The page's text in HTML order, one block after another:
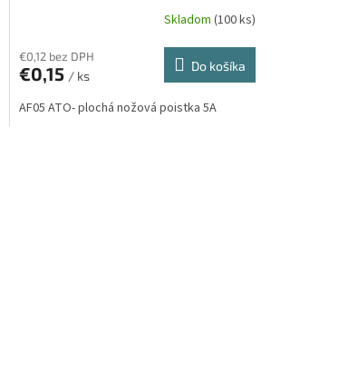
Skladom (100 ks)
€0,12 bez DPH
€0,15 / ks
Do košíka
AF05 ATO- plochá nožová poistka 5A